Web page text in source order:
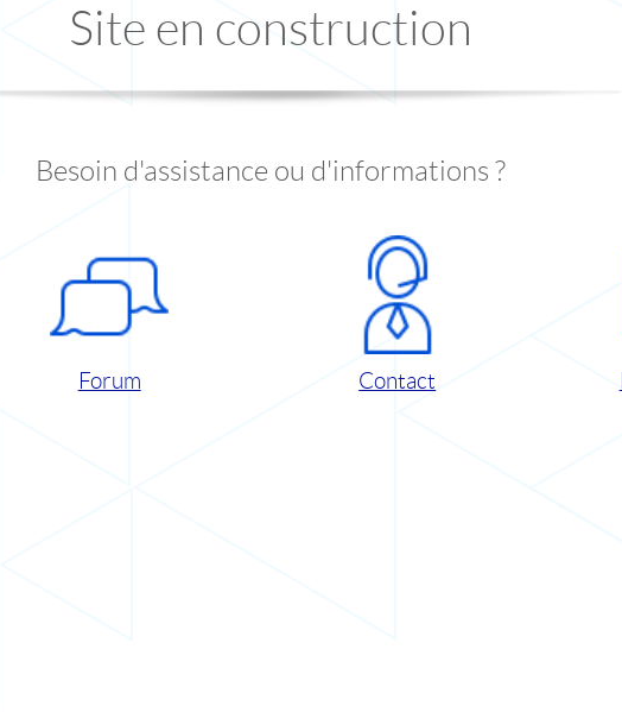
Site en construction
Besoin d'assistance ou d'informations ?
Forum Contact